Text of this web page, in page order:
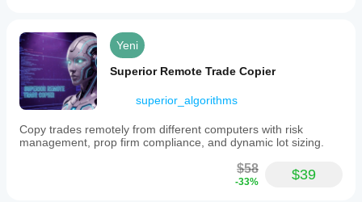
Yeni
Superior Remote Trade Copier
superior_algorithms
Copy trades remotely from different computers with risk
management, prop firm compliance, and dynamic lot sizing.
$58
-33% $39